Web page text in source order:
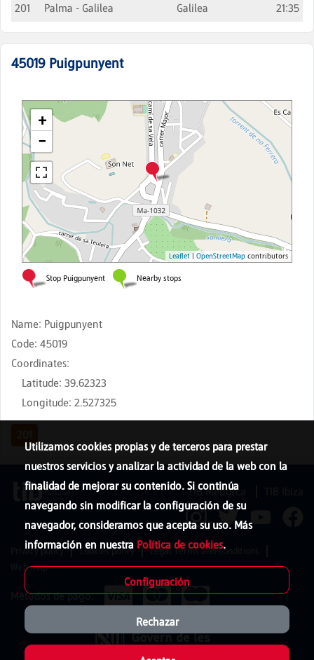
201
Palma - Galilea Galilea 21:35
45019 Puigpunyent
Name: Puigpunyent
Code: 45019
Coordinates:
Latitude: 39.62323
Longitude: 2.527325
Utilizamos cookies propias y de terceros para prestar
nuestros servicios y analizar la actividad de la web con la
finalidad de mejorar su contenido. Si continúa
navegando sin modificar la configuración de su
navegador, consideramos que acepta su uso. Más
información en nuestra Política de cookies.
Configuración
Rechazar
TIB Menorca
Privacy policy Cookies policy
Legal Terms and Conditions
Web map
Métodos de pago: